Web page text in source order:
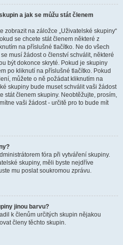
a jak se můžu stát členem
zobrazit na záložce „Uživatelské skupiny“
se chcete stát členem některé z
na příslušné tlačítko. Ne do všech
musí žádost o členství schválit, některé
být dokonce skryté. Pokud je skupiny
po kliknutí na příslušné tlačítko. Pokud
můžete o ně požádat kliknutím na
skupiny bude muset schválit vaši žádost
stát členem skupiny. Neobtěžujte, prosím,
vaši žádost - určitě pro to bude mít
fóra při vytváření skupiny.
skupiny, měli byste nejdříve
mu poslat soukromou zprávu.
jinou barvu?
k členům určitých skupin nějakou
členy těchto skupin.